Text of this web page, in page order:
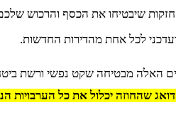
חזקות שיבטיחו את הכסף והרכוש
לכל אחת מהדירות החדשות.
האלה מבטיחה שקט נפשי ורשת
דואג שהחוזה יכלול את כל הערבויות